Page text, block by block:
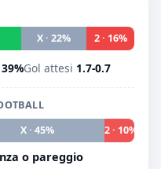
X · 22% 2 · 16%
39%Gol attesi 1.7-0.7
X · 45% 2 · 10%
o pareggio